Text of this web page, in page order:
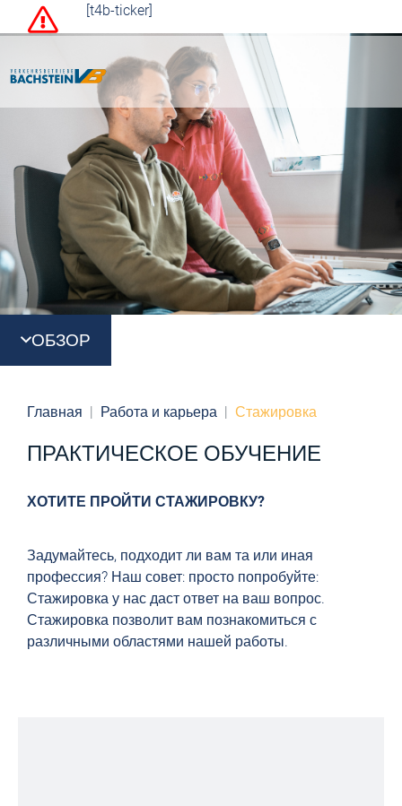
[t4b-ticker]
ОБЗОР
Главная Работа и карьера Стажировка
ПРАКТИЧЕСКОЕ ОБУЧЕНИЕ
ХОТИТЕ ПРОЙТИ СТАЖИРОВКУ?
Задумайтесь, подходит ли вам та или иная
профессия? Наш совет: просто попробуйте:
Стажировка у нас даст ответ на ваш вопрос.
Стажировка позволит вам познакомиться с
различными областями нашей работы.